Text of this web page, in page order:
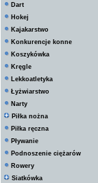
Dart
Hokej
Kajakarstwo
Konkurencje konne
Koszykówka
Kręgle
Lekkoatletyka
Łyżwiarstwo
Narty
Piłka nożna
Piłka ręczna
Pływanie
Podnoszenie ciężarów
Rowery
Siatkówka